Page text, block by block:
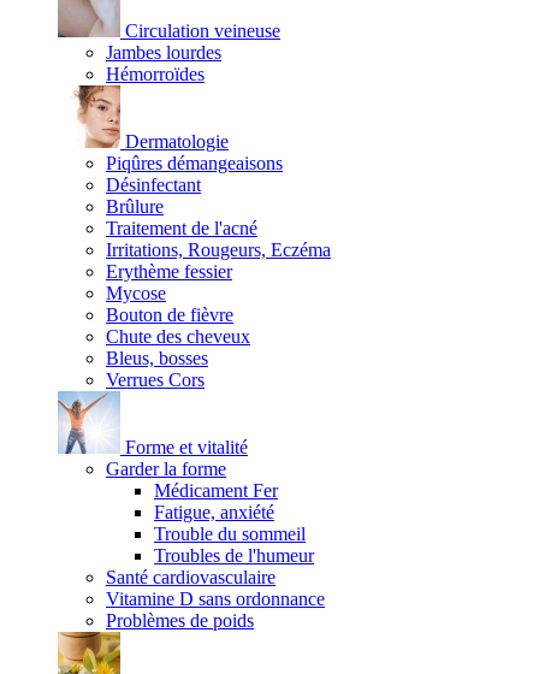
Circulation veineuse
Jambes lourdes
Hémorroïdes
Dermatologie
Piqûres démangeaisons
Désinfectant
Brûlure
Traitement de l'acné
Irritations, Rougeurs, Eczéma
Erythème fessier
Mycose
Bouton de fièvre
Chute des cheveux
Bleus, bosses
Verrues Cors
Forme et vitalité
Garder la forme
Médicament Fer
Fatigue, anxiété
Trouble du sommeil
Troubles de l'humeur
Santé cardiovasculaire
Vitamine D sans ordonnance
Problèmes de poids